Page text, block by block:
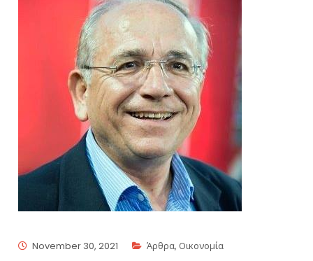
November 30, 2021 Άρθρα, Οικονομία